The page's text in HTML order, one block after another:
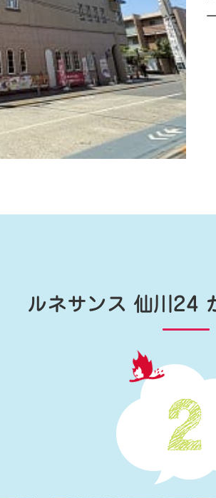
ルネサンス 仙川24